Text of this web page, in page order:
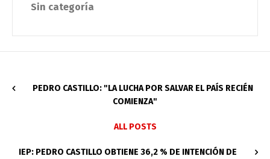
Sin categoría
PEDRO CASTILLO: "LA LUCHA POR SALVAR EL PAÍS RECIÉN
COMIENZA"
ALL POSTS
IEP: PEDRO CASTILLO OBTIENE 36,2 % DE INTENCIÓN DE